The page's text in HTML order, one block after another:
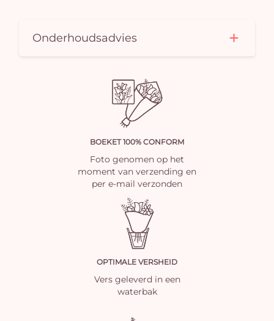
Onderhoudsadvies
BOEKET 100% CONFORM
Foto genomen op het
moment van verzending en
per e-mail verzonden
OPTIMALE VERSHEID
Vers geleverd in een
waterbak